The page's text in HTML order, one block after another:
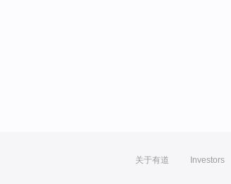
关于有道 Investors